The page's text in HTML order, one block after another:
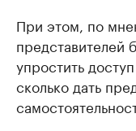
При этом, по
представителей
упростить
сколько дать